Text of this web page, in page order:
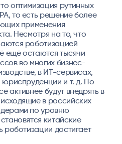
оптимизация рутинных
то есть решение более
применения
Несмотря на то, что
роботизацией
ещё остаются тысячи
во многих бизнес-
в ИТ-сервисах,
и т. д. По
активнее будут внедрять в
в российских
по уровню
китайские
роботизации достигает